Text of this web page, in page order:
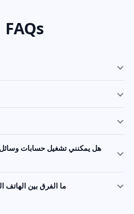
FAQs
هل يمكنني تشغيل حسابات
ما الفرق بين الهاتف